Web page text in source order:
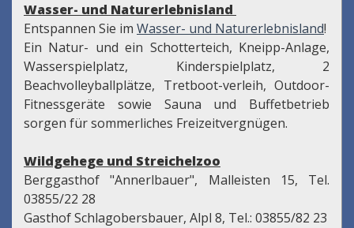
Wasser- und Naturerlebnisland
Entspannen Sie im Wasser- und Naturerlebnisland!
Ein Natur- und ein Schotterteich, Kneipp-Anlage,
Wasserspielplatz, Kinderspielplatz, 2
Beachvolleyballplätze, Tretboot-verleih, Outdoor-
Fitnessgeräte sowie Sauna und Buffetbetrieb
sorgen für sommerliches Freizeitvergnügen.
Wildgehege und Streichelzoo
Berggasthof "Annerlbauer", Malleisten 15, Tel.
03855/22 28
Gasthof Schlagobersbauer, Alpl 8, Tel.: 03855/82 23